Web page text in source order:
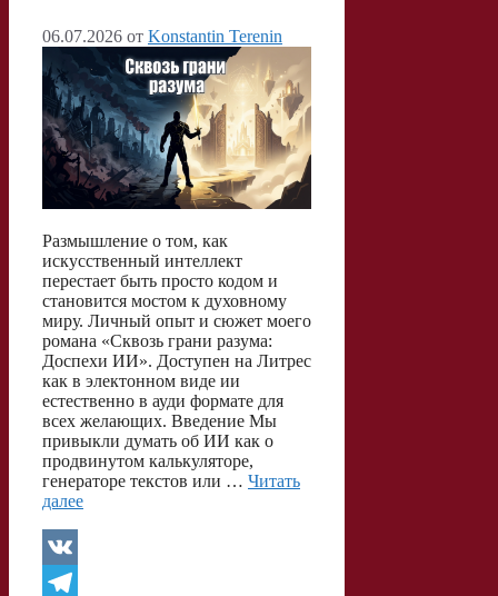
06.07.2026 от Konstantin Terenin
Размышление о том, как
искусственный интеллект
перестает быть просто кодом и
становится мостом к духовному
миру. Личный опыт и сюжет моего
романа «Сквозь грани разума:
Доспехи ИИ». Доступен на Литрес
как в электонном виде ии
естественно в ауди формате для
всех желающих. Введение Мы
привыкли думать об ИИ как о
продвинутом калькуляторе,
генераторе текстов или … Читать
далее
V